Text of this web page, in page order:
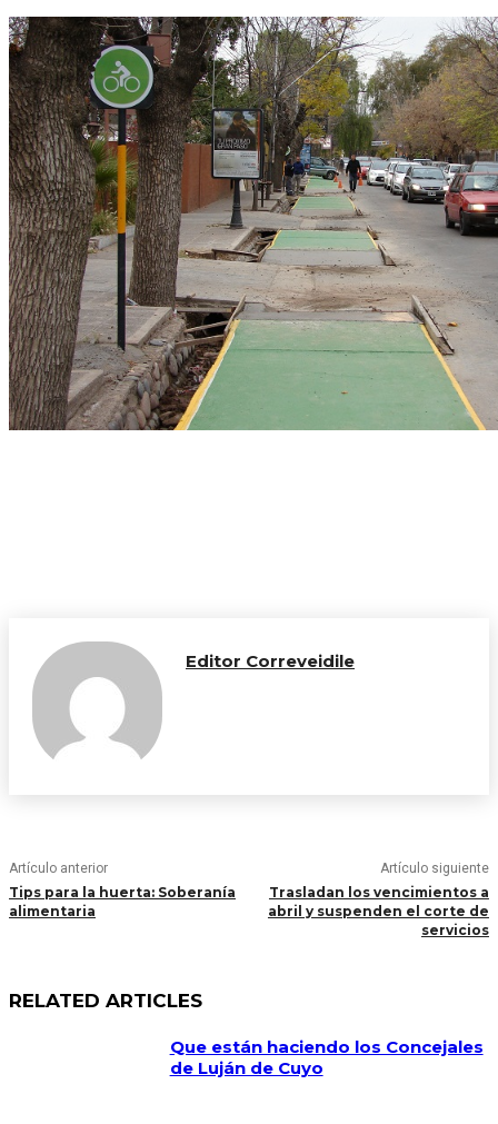
Editor Correveidile
Artículo anterior
Tips para la huerta: Soberanía
alimentaria
Artículo siguiente
Trasladan los vencimientos a
abril y suspenden el corte de
servicios
RELATED ARTICLES
Que están haciendo los Concejales
de Luján de Cuyo